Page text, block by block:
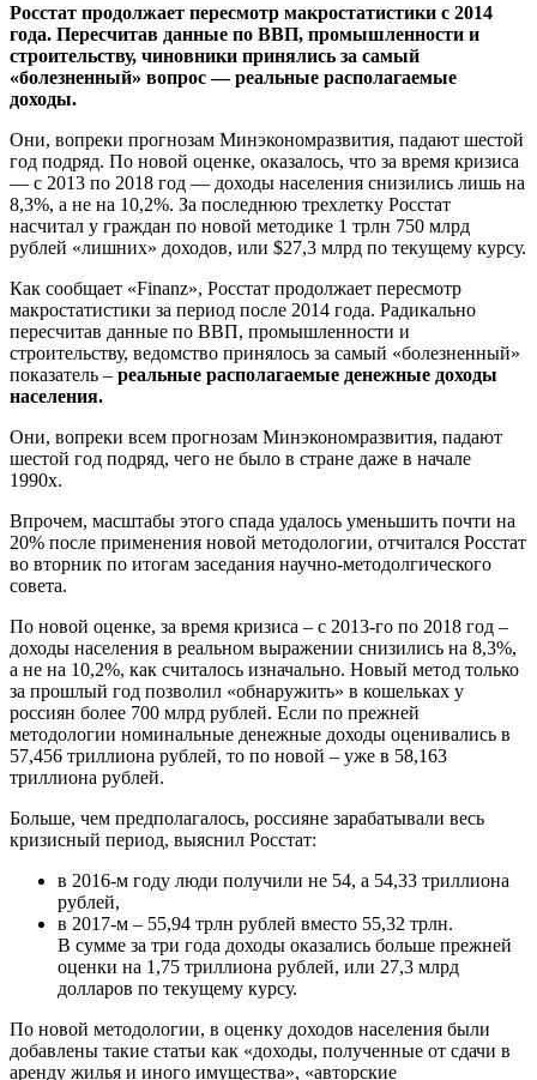
Росстат продолжает пересмотр макростатистики с 2014
года. Пересчитав данные по ВВП, промышленности и
строительству, чиновники принялись за самый
«болезненный» вопрос — реальные располагаемые
доходы.
Они, вопреки прогнозам Минэкономразвития, падают шестой
год подряд. По новой оценке, оказалось, что за время кризиса
— с 2013 по 2018 год — доходы населения снизились лишь на
8,3%, а не на 10,2%. За последнюю трехлетку Росстат
насчитал у граждан по новой методике 1 трлн 750 млрд
рублей «лишних» доходов, или $27,3 млрд по текущему курсу.
Как сообщает «Finanz», Росстат продолжает пересмотр
макростатистики за период после 2014 года. Радикально
пересчитав данные по ВВП, промышленности и
строительству, ведомство принялось за самый «болезненный»
показатель – реальные располагаемые денежные доходы
населения.
Они, вопреки всем прогнозам Минэкономразвития, падают
шестой год подряд, чего не было в стране даже в начале
1990х.
Впрочем, масштабы этого спада удалось уменьшить почти на
20% после применения новой методологии, отчитался Росстат
во вторник по итогам заседания научно-методолгического
совета.
По новой оценке, за время кризиса – с 2013-го по 2018 год –
доходы населения в реальном выражении снизились на 8,3%,
а не на 10,2%, как считалось изначально. Новый метод только
за прошлый год позволил «обнаружить» в кошельках у
россиян более 700 млрд рублей. Если по прежней
методологии номинальные денежные доходы оценивались в
57,456 триллиона рублей, то по новой – уже в 58,163
триллиона рублей.
Больше, чем предполагалось, россияне зарабатывали весь
кризисный период, выяснил Росстат:
в 2016-м году люди получили не 54, а 54,33 триллиона
рублей,
в 2017-м – 55,94 трлн рублей вместо 55,32 трлн.
В сумме за три года доходы оказались больше прежней
оценки на 1,75 триллиона рублей, или 27,3 млрд
долларов по текущему курсу.
По новой методологии, в оценку доходов населения были
добавлены такие статьи как «доходы, полученные от сдачи в
аренду жилья и иного имущества», «авторские